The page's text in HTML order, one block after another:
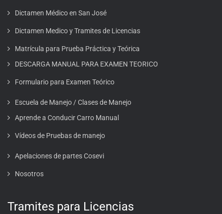
Dictamen Médico en San José
Dictamen Medico y Tramites de Licencias
Matrícula para Prueba Práctica y Teórica
DESCARGA MANUAL PARA EXAMEN TEORICO
Formulario para Examen Teórico
Escuela de Manejo / Clases de Manejo
Aprende a Conducir Carro Manual
Vídeos de Pruebas de manejo
Apelaciones de partes Cosevi
Nosotros
Tramites para Licencias